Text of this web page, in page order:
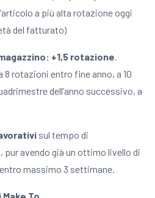
a più alta rotazione oggi
del fatturato)
+1,5 rotazione.
8 rotazioni entro fine anno, a 10
dell’anno successivo, a
sul tempo di
avendo già un ottimo livello di
massimo 3 settimane.